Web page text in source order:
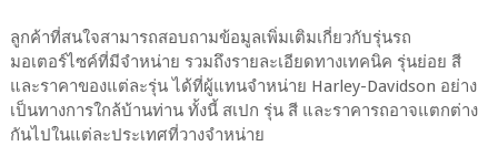
ลูกค้าที่สนใจสามารถสอบถามข้อมูลเพิ่มเติมเกี่ยวกับรุ่นรถ
มอเตอร์ไซค์ที่มีจำหน่าย รวมถึงรายละเอียดทางเทคนิค รุ่นย่อย สี
และราคาของแต่ละรุ่น ได้ที่ผู้แทนจำหน่าย Harley-Davidson อย่าง
เป็นทางการใกล้บ้านท่าน ทั้งนี้ สเปก รุ่น สี และราคารถอาจแตกต่าง
กันไปในแต่ละประเทศที่วางจำหน่าย